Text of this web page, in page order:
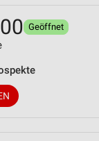
Geöffnet